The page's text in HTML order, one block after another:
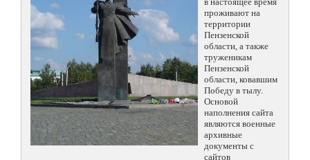
проживают на
территории
Пензенской
области, а также
труженикам
Пензенской
области, ковавшим
Победу в тылу.
Основой
наполнения сайта
являются военные
архивные
документы с
сайтов